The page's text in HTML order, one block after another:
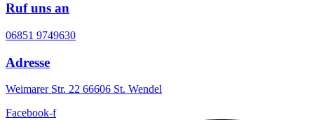
Ruf uns an
06851 9749630
Adresse
Weimarer Str. 22 66606 St. Wendel
Facebook-f